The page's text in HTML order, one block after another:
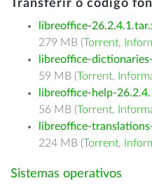
Transferir o código
libreoffice-
279 MB (Torrent,
libreoffice-
59 MB (Torrent,
libreoffice-help-
56 MB (Torrent,
libreoffice-
224 MB (Torrent,
Sistemas operativos